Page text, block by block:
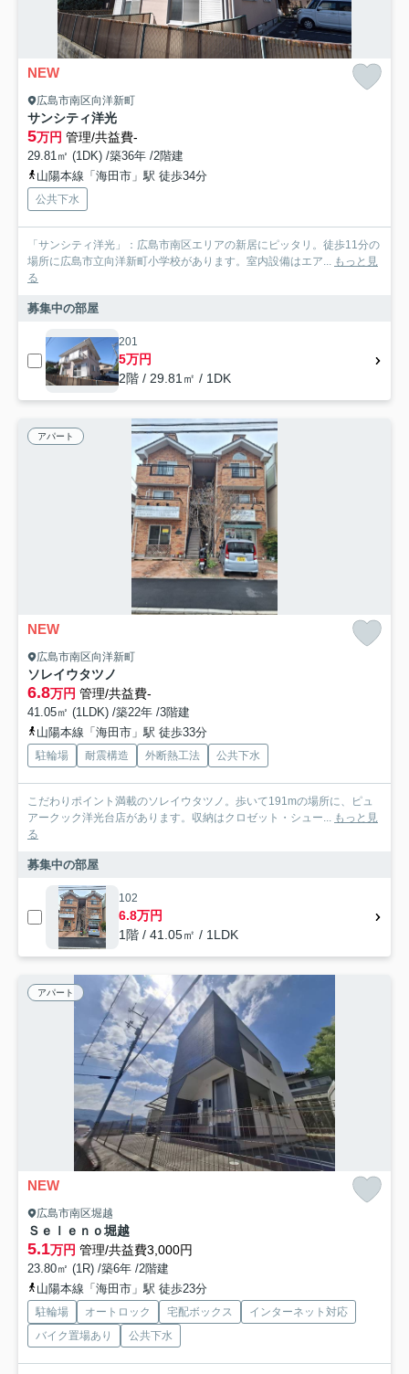
NEW
広島市南区向洋新町
サンシティ洋光
5万円 管理/共益費-
29.81㎡ (1DK) /築36年 /2階建
山陽本線「海田市」駅 徒歩34分
公共下水
「サンシティ洋光」：広島市南区エリアの新居にピッタリ。徒歩11分の
場所に広島市立向洋新町小学校があります。室内設備はエア... もっと見
る
募集中の部屋
201
5万円
2階 / 29.81㎡ / 1DK
アパート
NEW
広島市南区向洋新町
ソレイウタツノ
6.8万円 管理/共益費-
41.05㎡ (1LDK) /築22年 /3階建
山陽本線「海田市」駅 徒歩33分
駐輪場 耐震構造 外断熱工法 公共下水
こだわりポイント満載のソレイウタツノ。歩いて191mの場所に、ピュ
アークック洋光台店があります。収納はクロゼット・シュー... もっと見
る
募集中の部屋
102
6.8万円
1階 / 41.05㎡ / 1LDK
アパート
NEW
広島市南区堀越
Ｓｅｌｅｎｏ堀越
5.1万円 管理/共益費3,000円
23.80㎡ (1R) /築6年 /2階建
山陽本線「海田市」駅 徒歩23分
駐輪場 オートロック 宅配ボックス
インターネット対応
バイク置場あり
公共下水